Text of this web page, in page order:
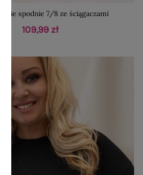
spodnie 7/8 ze ściągaczami
109,99 zł